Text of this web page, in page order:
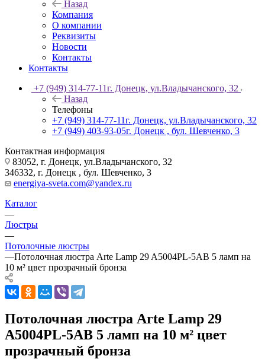
Назад
Компания
О компании
Реквизиты
Новости
Контакты
Контакты
+7 (949) 314-77-11г. Донецк, ул.Владычанского, 32
Назад
Телефоны
+7 (949) 314-77-11г. Донецк, ул.Владычанского, 32
+7 (949) 403-93-05г. Донецк , бул. Шевченко, 3
Контактная информация
83052, г. Донецк, ул.Владычанского, 32
346332, г. Донецк , бул. Шевченко, 3
energiya-sveta.com@yandex.ru
Каталог
—
Люстры
—
Потолочные люстры
—Потолочная люстра Arte Lamp 29 A5004PL-5AB 5 ламп на
10 м² цвет прозрачный бронза
Потолочная люстра Arte Lamp 29
A5004PL-5AB 5 ламп на 10 м² цвет
прозрачный бронза